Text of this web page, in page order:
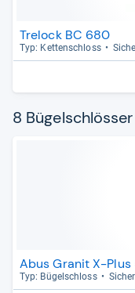
Trelock BC 680
Typ: Ket­ten­schloss
8
Abus Granit X-
Typ: Bügel­schloss